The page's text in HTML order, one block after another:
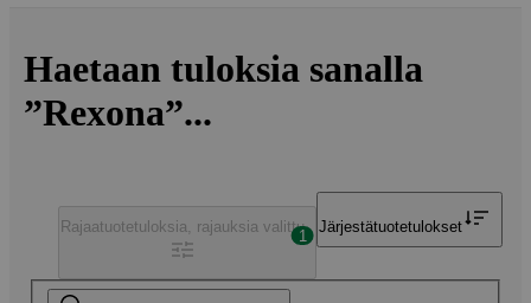
Haetaan tuloksia sanalla
”Rexona”...
Rajaatuotetuloksia, rajauksia valittu
1
Järjestätuotetulokset